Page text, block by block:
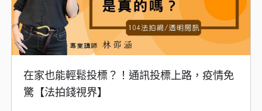
在家也能輕鬆投標？！通訊投標上路，疫情免
驚【法拍錢視界】